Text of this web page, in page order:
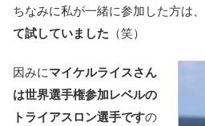
ちなみに私が一緒に参加した方は、
て試していました （笑）
因みにマイケルライスさん
は世界選手権参加レベルの
トライアスロン選手ですの